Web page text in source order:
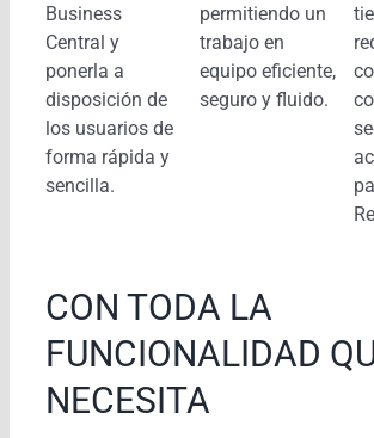
Business
Central y
ponerla a
disposición de
los usuarios de
forma rápida y
sencilla.
permitiendo un
trabajo en
equipo eficiente,
seguro y fluido.
CON TODA LA
FUNCIONALIDAD
NECESITA